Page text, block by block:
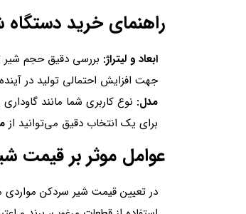
راهنمای خرید
ابعاد و لیتراژ: بررسی دقیق حجم شیر
جهت افزایش احتمالی تولید در آینده
مدل: نوع کاربری شما مانند گاوداری
برای یک انتخاب دقیق می‌توانید از
عوامل موثر بر قیمت
در تعیین قیمت شیر سردکن مواردی